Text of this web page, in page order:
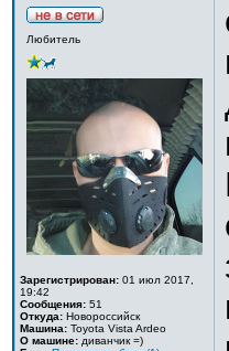
Любитель
Зарегистрирован: 01 июл 2017,
19:42
Сообщения: 51
Откуда: Новороссийск
Машина: Toyota Vista Ardeo
О машине: диванчик =)